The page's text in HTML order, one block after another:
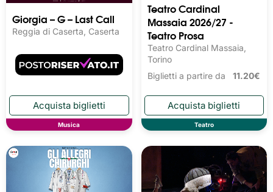
Giorgia – G – Last Call
Reggia di Caserta, Caserta
Musica
Teatro Cardinal
Massaia 2026/27 -
Teatro Prosa
Teatro Cardinal Massaia,
Torino
Biglietti a partire da 11.20€
Teatro